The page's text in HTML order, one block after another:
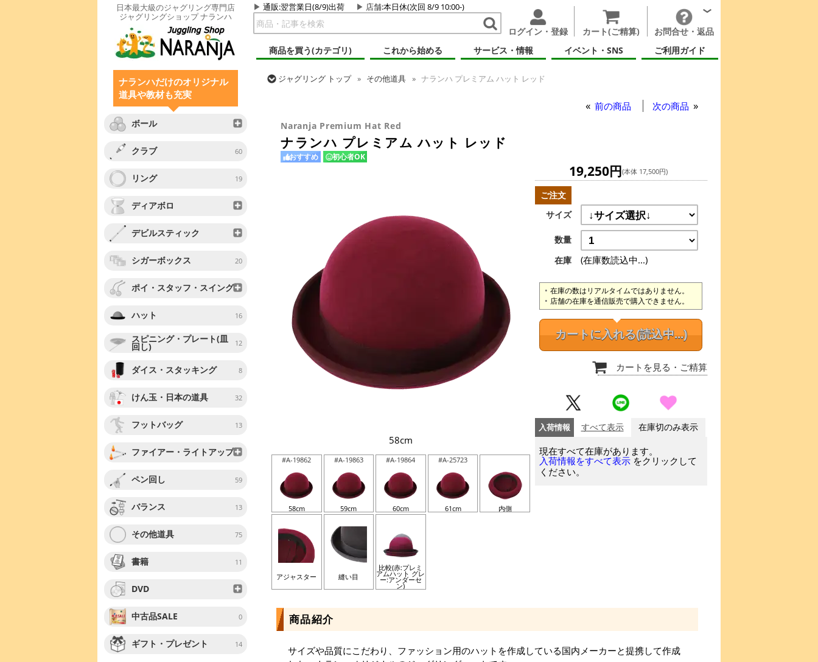
日本最大級のジャグリング専門店
ジャグリングショップ ナランハ
通販:翌営業日(8/9)出荷 店舗:本日休(次回 8/9 10:00-)
ログイン・登録 カート(ご精算)
お問合せ・返品
商品を買う(カテゴリ)
これから始める サービス・情報 イベント・SNS ご利用ガイド
ナランハだけのオリジナル
道具や教材も充実
ボール
クラブ 60
リング 19
ディアボロ
デビルスティック
シガーボックス 20
ポイ・スタッフ・スイング
ハット 16
スピニング・プレート(皿
回し) 12
ダイス・スタッキング 8
けん玉・日本の道具 32
フットバッグ 13
ファイアー・ライトアップ
ペン回し 59
バランス 13
その他道具 75
書籍 11
DVD
中古品SALE 0
ギフト・プレゼント 14
ジャグリング トップ その他道具
ナランハ プレミアム ハット レッド
前の商品 次の商品
Naranja Premium Hat Red
ナランハ プレミアム ハット レッド
おすすめ 初心者OK
58cm
#A-19862
58cm
#A-19863
59cm
#A-19864
60cm
#A-25723
61cm 内側
アジャスター 縫い目
比較(赤:プレミ
アムハット グレ
ー:アンダーセ
ン)
19,250円(本体 17,500円)
ご注文
サイズ
数量
在庫
(在庫数読込中...)
在庫の数はリアルタイムではありません。
店舗の在庫を通信販売で購入できません。
カートに入れる(読込中...)
カートを見る ・ご精算
入荷情報 すべて表示 在庫切のみ表示
現在すべて在庫があります。
入荷情報をすべて表示 をクリックして
ください。
商品紹介
サイズや品質にこだわり、ファッション用のハットを作成している国内メーカーと提携して作成